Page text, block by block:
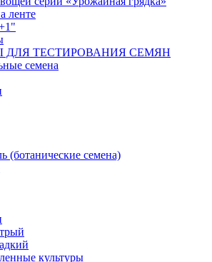
ленте
ДЛЯ ТЕСТИРОВАНИЯ СЕМЯН
семена
(ботанические семена)
культуры